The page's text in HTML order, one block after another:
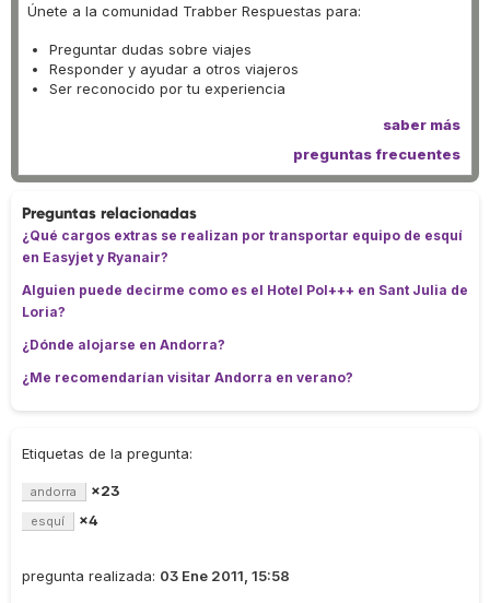
Únete a la comunidad Trabber Respuestas para:
Preguntar dudas sobre viajes
Responder y ayudar a otros viajeros
Ser reconocido por tu experiencia
saber más
preguntas frecuentes
Preguntas relacionadas
¿Qué cargos extras se realizan por transportar equipo de esquí
en Easyjet y Ryanair?
Alguien puede decirme como es el Hotel Pol+++ en Sant Julia de
Loria?
¿Dónde alojarse en Andorra?
¿Me recomendarían visitar Andorra en verano?
Etiquetas de la pregunta:
andorra ×23
esquí ×4
pregunta realizada: 03 Ene 2011, 15:58